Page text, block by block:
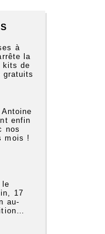
à
la
kits de
gratuits
enfin
nos
mois !
le
17
au-